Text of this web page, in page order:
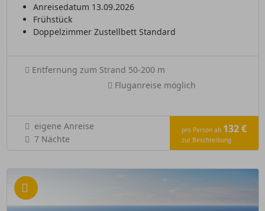
Anreisedatum 13.09.2026
Frühstück
Doppelzimmer Zustellbett Standard
Entfernung zum Strand 50-200 m
Fluganreise möglich
eigene Anreise
7 Nächte
pro Person ab 132 €
zur Beschreibung